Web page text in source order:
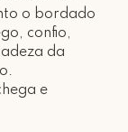
o bordado
confio,
da
e